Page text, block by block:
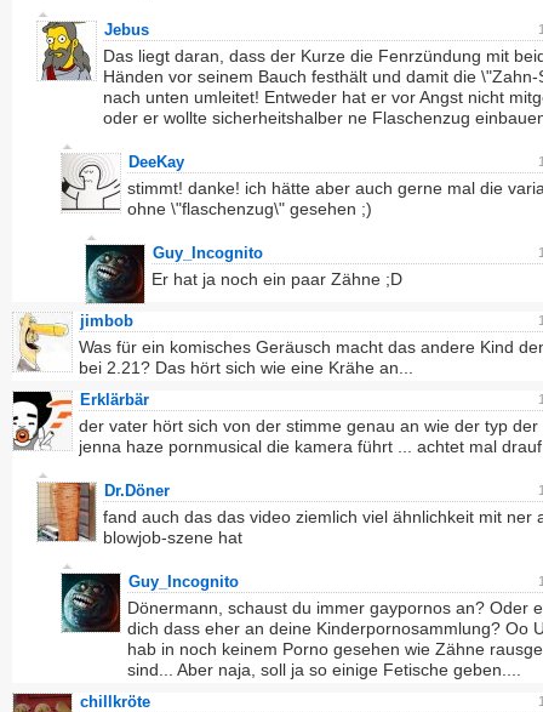
Jebus
Das liegt daran, dass der Kurze die Fenrzündung mit
Händen vor seinem Bauch festhält und damit die \"Zahn-
nach unten umleitet! Entweder hat er vor Angst nicht
oder er wollte sicherheitshalber ne Flaschenzug
DeeKay
stimmt! danke! ich hätte aber auch gerne mal die
ohne \"flaschenzug\" gesehen ;)
Guy_Incognito
Er hat ja noch ein paar Zähne ;D
jimbob
Was für ein komisches Geräusch macht das andere Kind
bei 2.21? Das hört sich wie eine Krähe an...
Erklärbär
der vater hört sich von der stimme genau an wie der typ der
jenna haze pornmusical die kamera führt ... achtet mal
Dr.Döner
fand auch das das video ziemlich viel ähnlichkeit mit ner
blowjob-szene hat
Guy_Incognito
Dönermann, schaust du immer gaypornos an? Oder
dich dass eher an deine Kinderpornosammlung? Oo
hab in noch keinem Porno gesehen wie Zähne
sind... Aber naja, soll ja so einige Fetische geben....
chillkröte